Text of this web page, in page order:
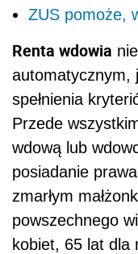
ZUS pomoże,
Renta wdowia
automatycznym,
spełnienia
Przede
wdową lub
posiadanie
zmarłym
powszechnego
kobiet, 65 lat dla